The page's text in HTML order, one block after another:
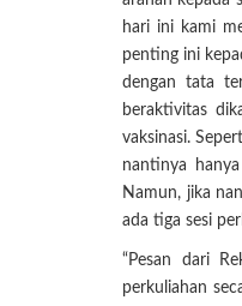
hari ini kami
penting ini
dengan tata
beraktivitas
vaksinasi.
nantinya
Namun, jika
ada tiga sesi
“Pesan dari
perkuliahan